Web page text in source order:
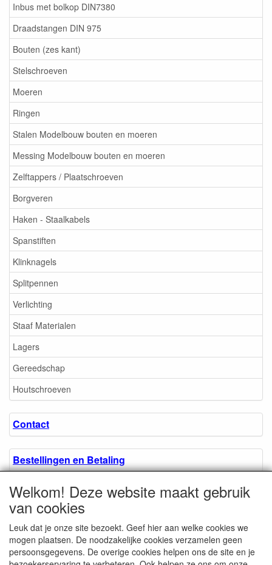
Inbus met bolkop DIN7380
Draadstangen DIN 975
Bouten (zes kant)
Stelschroeven
Moeren
Ringen
Stalen Modelbouw bouten en moeren
Messing Modelbouw bouten en moeren
Zelftappers / Plaatschroeven
Borgveren
Haken - Staalkabels
Spanstiften
Klinknagels
Splitpennen
Verlichting
Staaf Materialen
Lagers
Gereedschap
Houtschroeven
Contact
Bestellingen en Betaling
Algemene voorwaarden
Over ons.
Welkom! Deze website maakt gebruik
van cookies
Leuk dat je onze site bezoekt. Geef hier aan welke cookies we
mogen plaatsen. De noodzakelijke cookies verzamelen geen
persoonsgegevens. De overige cookies helpen ons de site en je